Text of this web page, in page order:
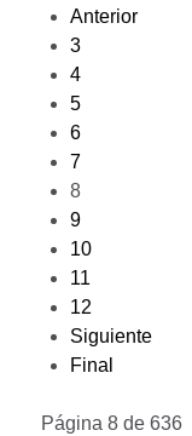
Anterior
3
4
5
6
7
8
9
10
11
12
Siguiente
Final
Página 8 de 636